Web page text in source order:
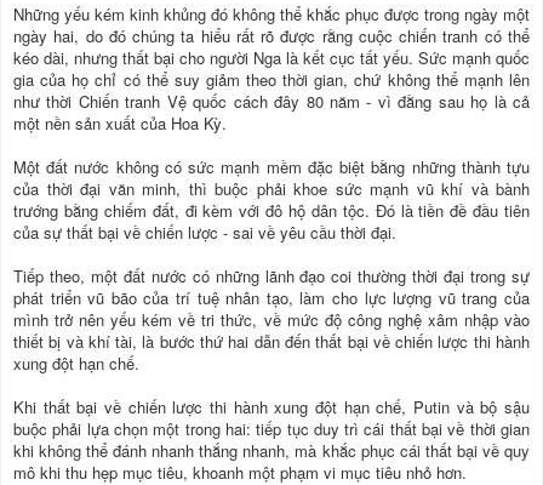
Những yếu kém kinh khủng đó không thể khắc phục được trong ngày một
ngày hai, do đó chúng ta hiểu rất rõ được rằng cuộc chiến tranh có thể
kéo dài, nhưng thất bại cho người Nga là kết cục tất yếu. Sức mạnh quốc
gia của họ chỉ có thể suy giảm theo thời gian, chứ không thể mạnh lên
như thời Chiến tranh Vệ quốc cách đây 80 năm - vì đằng sau họ là cả
một nền sản xuất của Hoa Kỳ.
Một đất nước không có sức mạnh mềm đặc biệt bằng những thành tựu
của thời đại văn minh, thì buộc phải khoe sức mạnh vũ khí và bành
trướng bằng chiếm đất, đi kèm với đô hộ dân tộc. Đó là tiền đề đầu tiên
của sự thất bại về chiến lược - sai về yêu cầu thời đại.
Tiếp theo, một đất nước có những lãnh đạo coi thường thời đại trong sự
phát triển vũ bão của trí tuệ nhân tạo, làm cho lực lượng vũ trang của
mình trở nên yếu kém về tri thức, về mức độ công nghệ xâm nhập vào
thiết bị và khí tài, là bước thứ hai dẫn đến thất bại về chiến lược thi hành
xung đột hạn chế.
Khi thất bại về chiến lược thi hành xung đột hạn chế, Putin và bộ sậu
buộc phải lựa chọn một trong hai: tiếp tục duy trì cái thất bại về thời gian
khi không thể đánh nhanh thắng nhanh, mà khắc phục cái thất bại về quy
mô khi thu hẹp mục tiêu, khoanh một phạm vi mục tiêu nhỏ hơn.